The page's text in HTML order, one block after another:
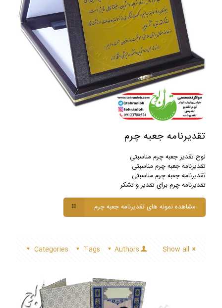
تقدیرنامه جعبه چرم
لوح تقدیر جعبه چرم مناسبتی
تقدیرنامه جعبه چرم مناسبتی
تقدیرنامه جعبه چرم مناسبتی
تقدیرنامه چرم برای تقدیر و تشکر
مشاهده نمونه های تقدیرنامه جعبه چرم
Categories Tags Authors Show all